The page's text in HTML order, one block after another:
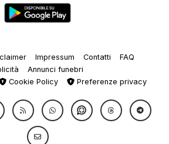
Impressum Contatti
FAQ
Annunci funebri
Cookie Policy Preferenze privacy